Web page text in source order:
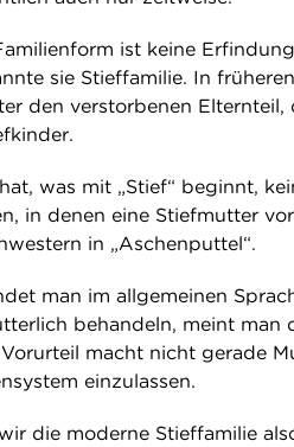
ist keine
sie Stieffamilie. In
den verstorbenen
was mit „Stief“ beginnt,
in denen eine Stiefmutter
in „Aschenputtel“.
man im allgemeinen
behandeln, meint man
Vorurteil macht nicht gerade
einzulassen.
die moderne Stieffamilie